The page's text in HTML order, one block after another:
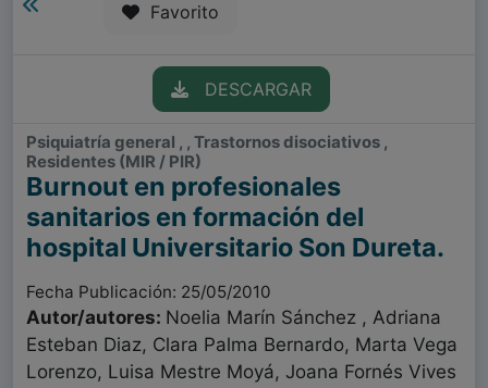
Favorito
DESCARGAR
Psiquiatría general , , Trastornos disociativos ,
Residentes (MIR / PIR)
Burnout en profesionales
sanitarios en formación del
hospital Universitario Son Dureta.
Fecha Publicación: 25/05/2010
Autor/autores: Noelia Marín Sánchez , Adriana
Esteban Diaz, Clara Palma Bernardo, Marta Vega
Lorenzo, Luisa Mestre Moyá, Joana Fornés Vives